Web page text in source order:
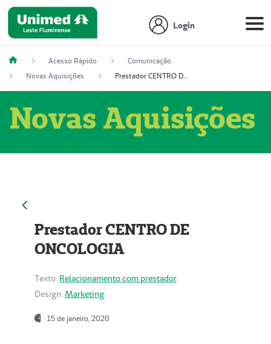
Login
Acesso Rápido
Comunicação
Novas Aquisições
Prestador CENTRO DE ONCOLOGIA
Novas Aquisições
Prestador CENTRO DE
ONCOLOGIA
Texto: Relacionamento com prestador
Design: Marketing
15 de janeiro, 2020